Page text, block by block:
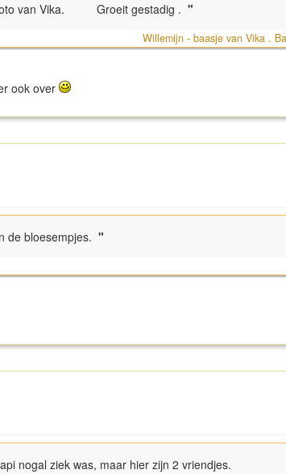
foto van Vika. Groeit gestadig . "
Willemijn - baasje van Vika .
ook over
de bloesempjes. "
nogal ziek was, maar hier zijn 2 vriendjes.